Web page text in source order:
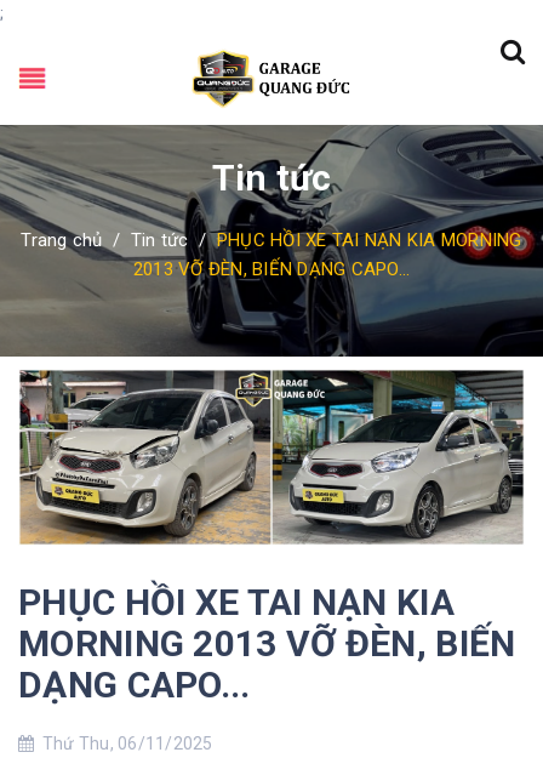
;
Tin tức
Trang chủ / Tin tức / PHỤC HỒI XE TAI NẠN KIA MORNING
2013 VỠ ĐÈN, BIẾN DẠNG CAPO...
PHỤC HỒI XE TAI NẠN KIA
MORNING 2013 VỠ ĐÈN, BIẾN
DẠNG CAPO...
Thứ Thu, 06/11/2025